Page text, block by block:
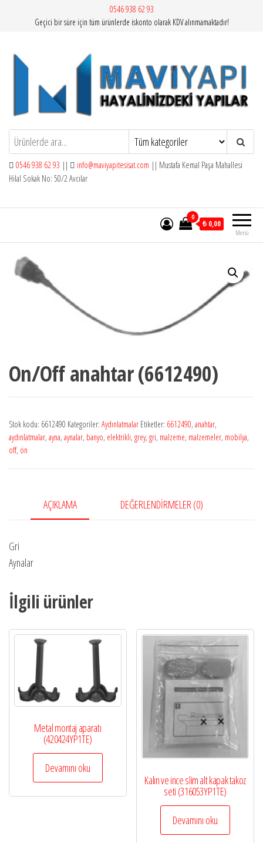
0546 938 62 93
Geçici bir süre için tüm ürünlerde iskonto olarak KDV alınmamaktadır!
Mavi Yapı | Vitra Artema
0546 938 62 93 || info@maviyapitesisat.com || Mustafa Kemal Paşa Mahallesi
Hilal Sokak No: 50/2 Avcılar
Menü
0
₺ 0,00
On/Off anahtar (6612490)
Stok kodu: 6612490 Kategoriler: Aydınlatmalar Etiketler: 6612490, anahtar,
aydınlatmalar, ayna, aynalar, banyo, elektrikli, grey, gri, malzeme, malzemeler, mobilya,
off, ön
AÇIKLAMA DEĞERLENDIRMELER (0)
Gri
Aynalar
İlgili ürünler
Metal montaj aparatı
(420424YP1TE)
Devamını oku
Kalın ve ince slim alt kapak takoz
seti (316053YP1TE)
Devamını oku